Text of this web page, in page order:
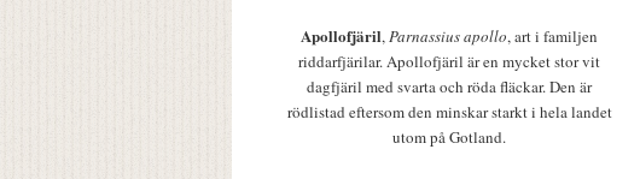
Apollofjäril,Parnassius apollo, art i familjen
riddarfjärilar. Apollofjäril är en mycket stor vit
dagfjäril med svarta och röda fläckar. Den är
rödlistad eftersom den minskar starkt i hela landet
utom på Gotland.